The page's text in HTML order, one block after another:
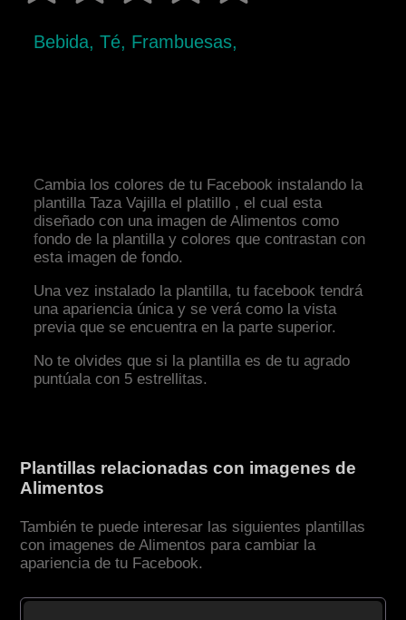
Bebida, Té, Frambuesas,
Cambia los colores de tu Facebook instalando la
plantilla Taza Vajilla el platillo , el cual esta
diseñado con una imagen de Alimentos como
fondo de la plantilla y colores que contrastan con
esta imagen de fondo.
Una vez instalado la plantilla, tu facebook tendrá
una apariencia única y se verá como la vista
previa que se encuentra en la parte superior.
No te olvides que si la plantilla es de tu agrado
puntúala con 5 estrellitas.
Plantillas relacionadas con imagenes de
Alimentos
También te puede interesar las siguientes plantillas
con imagenes de Alimentos para cambiar la
apariencia de tu Facebook.